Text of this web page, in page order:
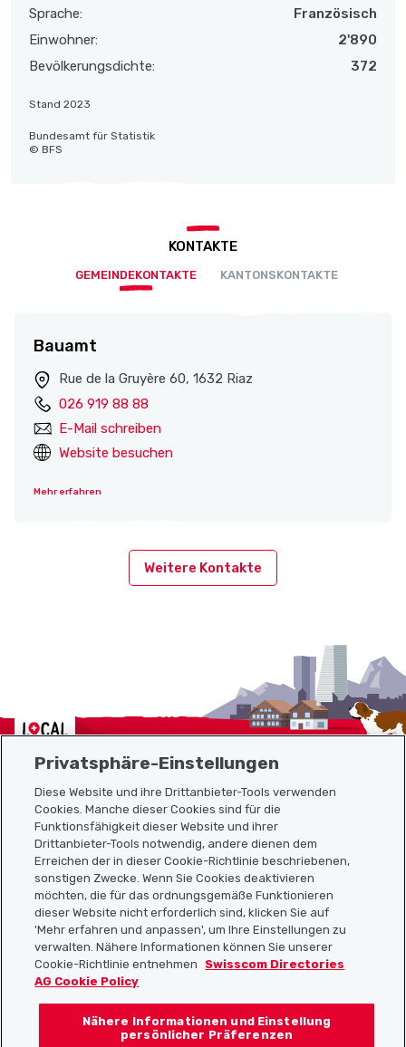
Sprache:
Französisch
Einwohner:
2'890
Bevölkerungsdichte:
372
Stand 2023
Bundesamt für Statistik
© BFS
KONTAKTE
GEMEINDEKONTAKTE KANTONSKONTAKTE
Bauamt
Rue de la Gruyère 60, 1632 Riaz
026 919 88 88
E-Mail schreiben
Website besuchen
Mehr erfahren
Weitere Kontakte
Localcities
Sitemap
Nützliche Links
Localcities App herunterladen
Privatsphäre-Einstellungen
Diese Website und ihre Drittanbieter-Tools verwenden
Cookies. Manche dieser Cookies sind für die
Funktionsfähigkeit dieser Website und ihrer
Drittanbieter-Tools notwendig, andere dienen dem
Erreichen der in dieser Cookie-Richtlinie beschriebenen,
sonstigen Zwecke. Wenn Sie Cookies deaktivieren
möchten, die für das ordnungsgemäße Funktionieren
dieser Website nicht erforderlich sind, klicken Sie auf
'Mehr erfahren und anpassen', um Ihre Einstellungen zu
verwalten. Nähere Informationen können Sie unserer
Cookie-Richtlinie entnehmen
Swisscom Directories
AG Cookie Policy
Nähere Informationen und Einstellung
persönlicher Präferenzen